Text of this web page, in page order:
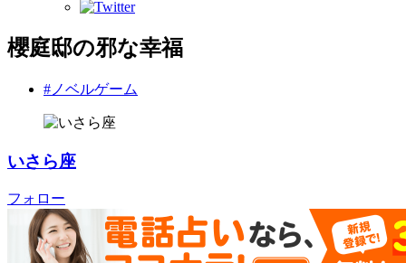
櫻庭邸の邪な幸福
#ノベルゲーム
いさら座
フォロー